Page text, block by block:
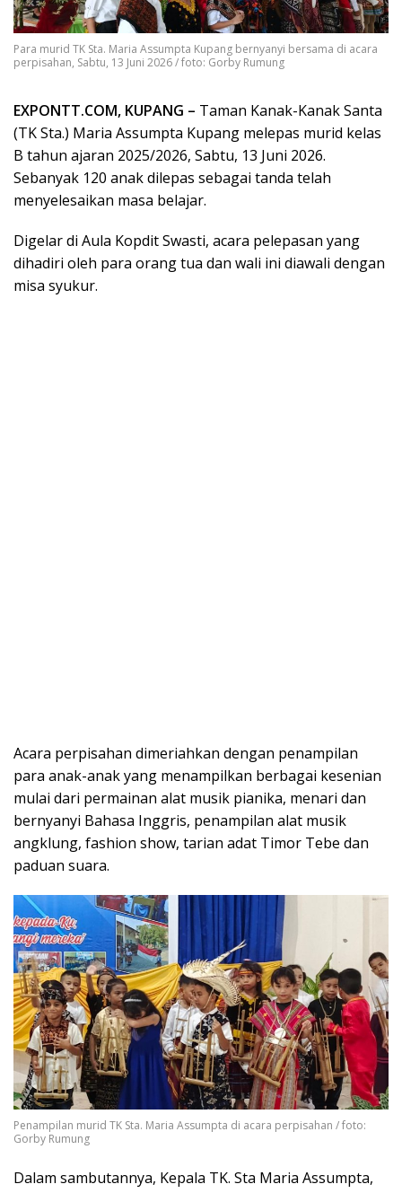
Para murid TK Sta. Maria Assumpta Kupang bernyanyi bersama di acara
perpisahan, Sabtu, 13 Juni 2026 / foto: Gorby Rumung
EXPONTT.COM, KUPANG – Taman Kanak-Kanak Santa
(TK Sta.) Maria Assumpta Kupang melepas murid kelas
B tahun ajaran 2025/2026, Sabtu, 13 Juni 2026.
Sebanyak 120 anak dilepas sebagai tanda telah
menyelesaikan masa belajar.
Digelar di Aula Kopdit Swasti, acara pelepasan yang
dihadiri oleh para orang tua dan wali ini diawali dengan
misa syukur.
Acara perpisahan dimeriahkan dengan penampilan
para anak-anak yang menampilkan berbagai kesenian
mulai dari permainan alat musik pianika, menari dan
bernyanyi Bahasa Inggris, penampilan alat musik
angklung, fashion show, tarian adat Timor Tebe dan
paduan suara.
Penampilan murid TK Sta. Maria Assumpta di acara perpisahan / foto:
Gorby Rumung
Dalam sambutannya, Kepala TK. Sta Maria Assumpta,